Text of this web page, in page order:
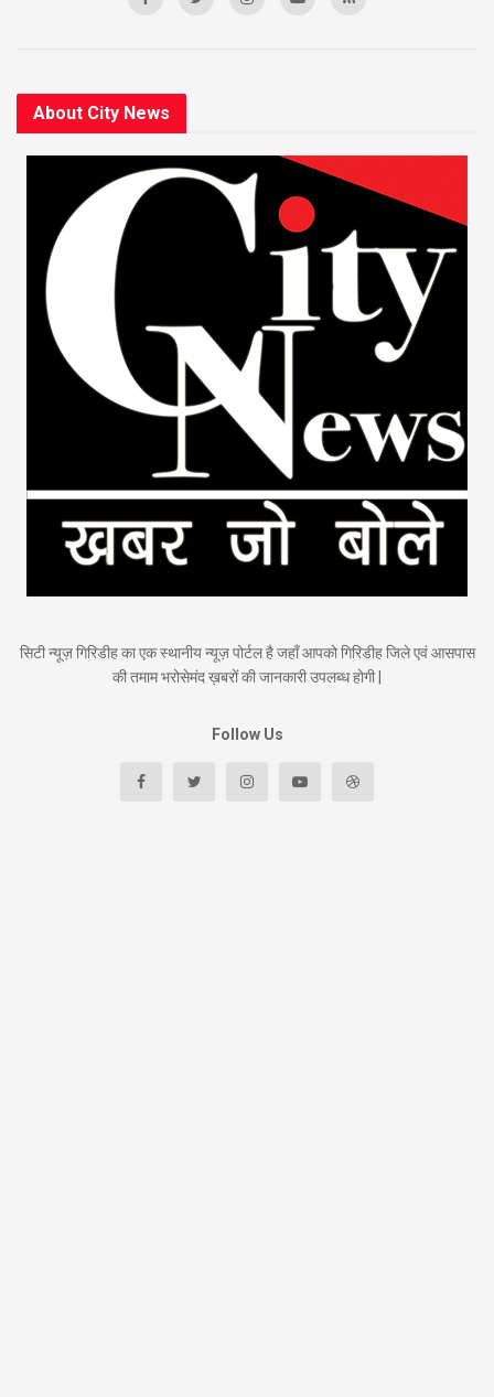
About City News
सिटी न्यूज़ गिरिडीह का एक स्थानीय न्यूज़ पोर्टल है जहाँ आपको गिरिडीह जिले एवं आसपास
की तमाम भरोसेमंद ख़बरों की जानकारी उपलब्ध होगी |
Follow Us